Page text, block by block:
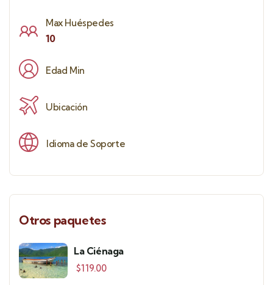
Max Huéspedes
10
Edad Min
Ubicación
Idioma de Soporte
Otros paquetes
La Ciénaga
$119.00